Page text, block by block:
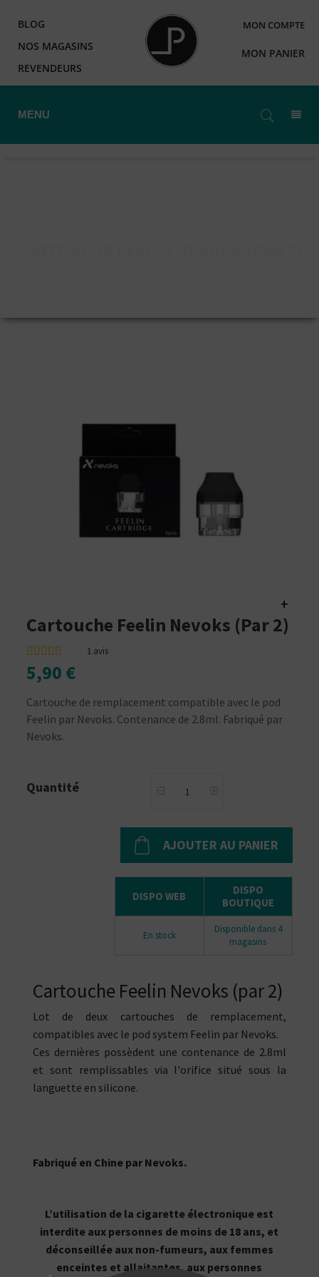
BLOG
NOS MAGASINS
REVENDEURS
MON COMPTE
MON PANIER
MENU
+
Cartouche Feelin Nevoks (par 2)
1 avis
5,90 €
Cartouche de remplacement compatible avec le pod
Feelin par Nevoks. Contenance de 2.8ml. Fabriqué par
Nevoks.
Quantité
AJOUTER AU PANIER
DISPO WEB
DISPO
BOUTIQUE
En stock
Disponible dans 4
magasins
Cartouche Feelin Nevoks (par 2)
Lot de deux cartouches de remplacement,
compatibles avec le pod system Feelin par Nevoks.
Ces dernières possèdent une contenance de 2.8ml
et sont remplissables via l'orifice situé sous la
languette en silicone.
Fabriqué en Chine par Nevoks.
L’utilisation de la cigarette électronique est
interdite aux personnes de moins de 18 ans, et
déconseillée aux non-fumeurs, aux femmes
enceintes et allaitantes, aux personnes